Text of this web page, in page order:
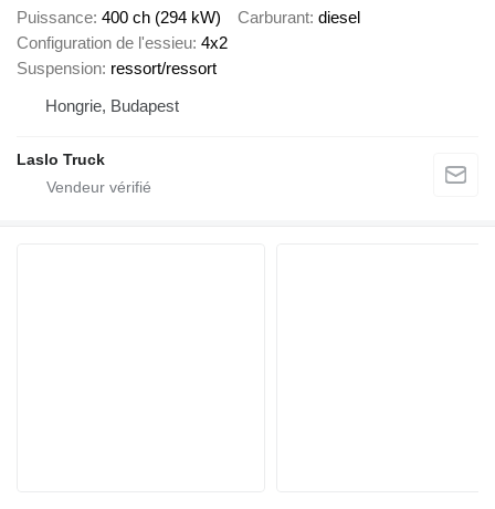
Puissance 400 ch (294 kW) Carburant diesel
Configuration de l'essieu 4x2
Suspension ressort/ressort
Hongrie, Budapest
Laslo Truck